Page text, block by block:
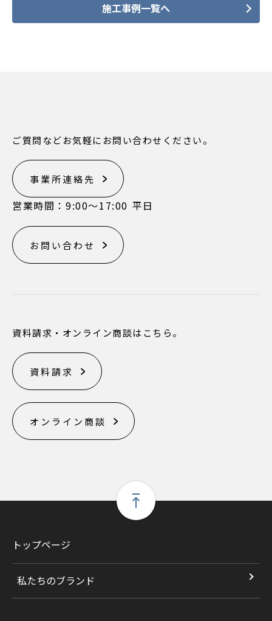
施工事例一覧へ
ご質問などお気軽にお問い合わせください。
事業所連絡先
営業時間：9:00〜17:00 平日
お問い合わせ
資料請求・オンライン商談はこちら。
資料請求
オンライン商談
トップページ
私たちのブランド